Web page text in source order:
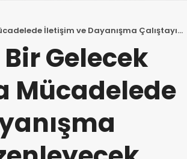
İletişim ve Dayanışma Çalıştayı”
Gelecek
Mücadelede